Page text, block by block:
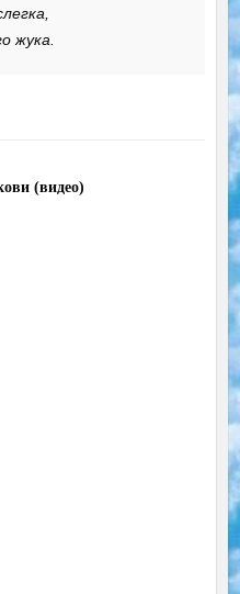
жука.
(видео)